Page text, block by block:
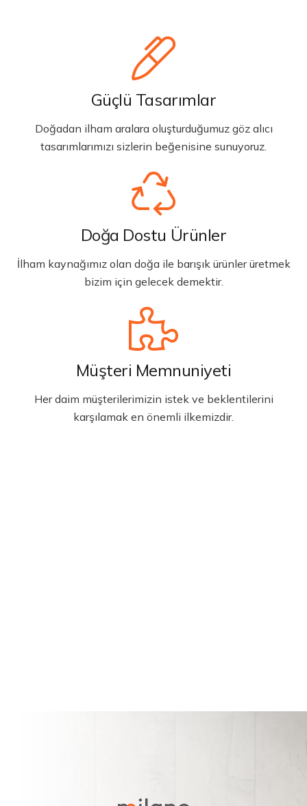
Güçlü Tasarımlar
Doğadan ilham aralara oluşturduğumuz göz alıcı
tasarımlarımızı sizlerin beğenisine sunuyoruz.
Doğa Dostu Ürünler
İlham kaynağımız olan doğa ile barışık ürünler üretmek
bizim için gelecek demektir.
Müşteri Memnuniyeti
Her daim müşterilerimizin istek ve beklentilerini
karşılamak en önemli ilkemizdir.